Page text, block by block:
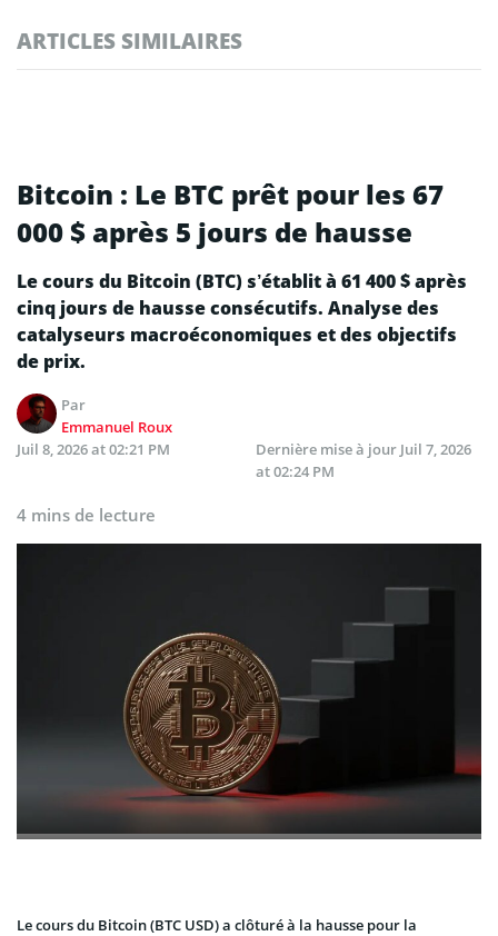
ARTICLES SIMILAIRES
Bitcoin : Le BTC prêt pour les 67
000 $ après 5 jours de hausse
Le cours du Bitcoin (BTC) s’établit à 61 400 $ après
cinq jours de hausse consécutifs. Analyse des
catalyseurs macroéconomiques et des objectifs
de prix.
Par
Emmanuel Roux
Juil 8, 2026 at 02:21 PM
Dernière mise à jour Juil 7, 2026
at 02:24 PM
4 mins de lecture
Le cours du Bitcoin (BTC USD) a clôturé à la hausse pour la